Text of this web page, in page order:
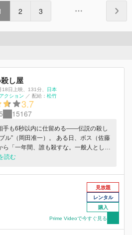
2 3
し屋
18日上映、 131分、 日本
アクション ／ 配給： 松竹
3.7
15167
手も6秒以内に仕留める――伝説の殺し
ル”（岡田准一）。 ある日、ボス（佐藤
ら「一年間、誰も殺すな。一般人とし
に生きろ」と命じられ、佐藤アキラとい
をして暮らし始める。猫舌で変わり者の
、今日もバイト先の社長（佐藤二朗）と
サキ（山本美月）と関わりながら＜プロ
を極めるため奮闘中。 一方この街で
きは子供を守るNPO代表だが、裏では緻
で若者を殺す最狂の男・宇津帆（堤真
読む
見放題
レンタル
購入
Prime Videoで今すぐ見る